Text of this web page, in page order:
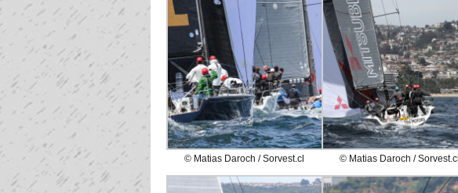
© Matias Daroch / Sorvest.cl © Matias Daroch / Sorvest.cl